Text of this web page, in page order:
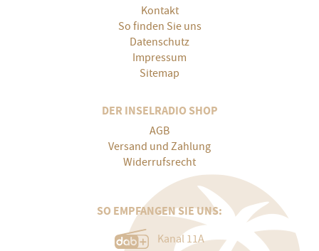
Kontakt
So finden Sie uns
Datenschutz
Impressum
Sitemap
DER INSELRADIO SHOP
AGB
Versand und Zahlung
Widerrufsrecht
SO EMPFANGEN SIE UNS:
Kanal 11A